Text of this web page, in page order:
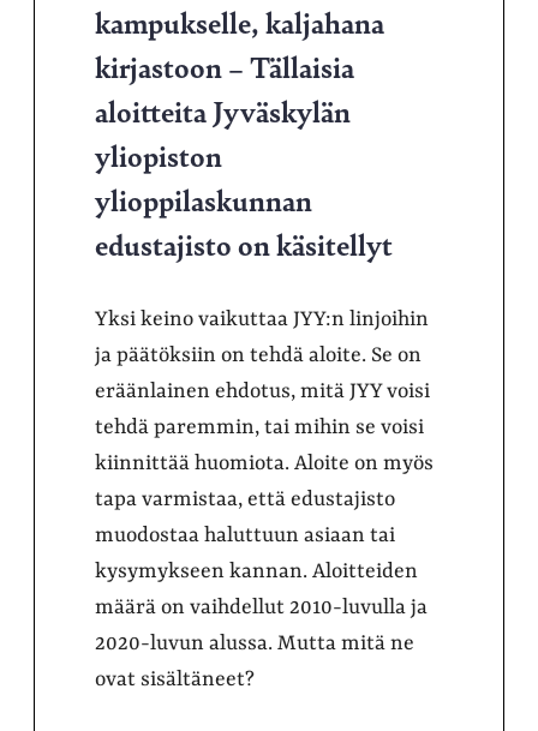
kampukselle, kaljahana
kirjastoon – Tällaisia
aloitteita Jyväskylän
yliopiston
ylioppilaskunnan
edustajisto on käsitellyt
Yksi keino vaikuttaa JYY:n linjoihin
ja päätöksiin on tehdä aloite. Se on
eräänlainen ehdotus, mitä JYY voisi
tehdä paremmin, tai mihin se voisi
kiinnittää huomiota. Aloite on myös
tapa varmistaa, että edustajisto
muodostaa haluttuun asiaan tai
kysymykseen kannan. Aloitteiden
määrä on vaihdellut 2010-luvulla ja
2020-luvun alussa. Mutta mitä ne
ovat sisältäneet?